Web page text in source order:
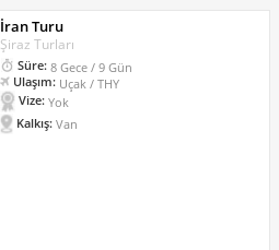
İran Turu
Şiraz Turları
Süre: 8 Gece / 9 Gün
Ulaşım: Uçak / THY
Vize: Yok
Kalkış: Van